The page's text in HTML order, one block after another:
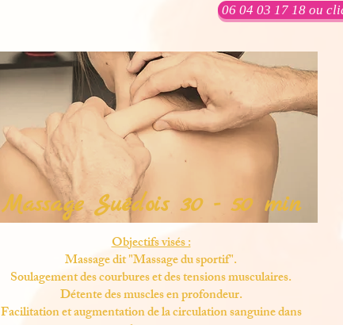
06 04 03 17 18 ou
Massage Suédois 30 - 50 min
Objectifs visés :
Massage dit "Massage du sportif".
Soulagement des courbures et des tensions musculaires.
Détente des muscles en profondeur.
Facilitation et augmentation de la circulation sanguine dans